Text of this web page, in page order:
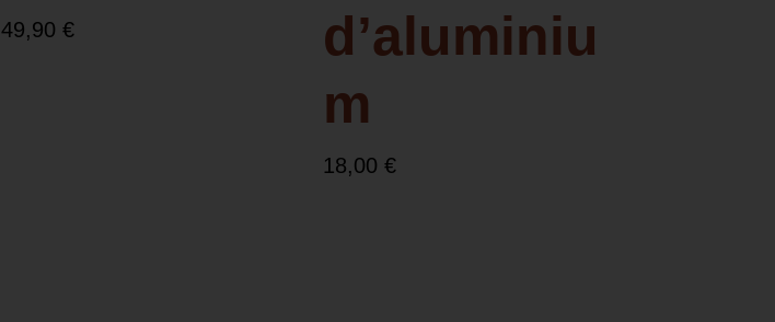
49,90€
d’aluminiu
m
18,00 €